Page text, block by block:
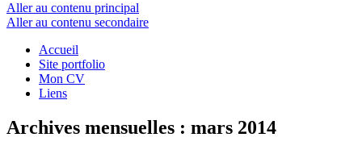
Aller au contenu principal
Aller au contenu secondaire
Accueil
Site portfolio
Mon CV
Liens
Archives mensuelles : mars 2014